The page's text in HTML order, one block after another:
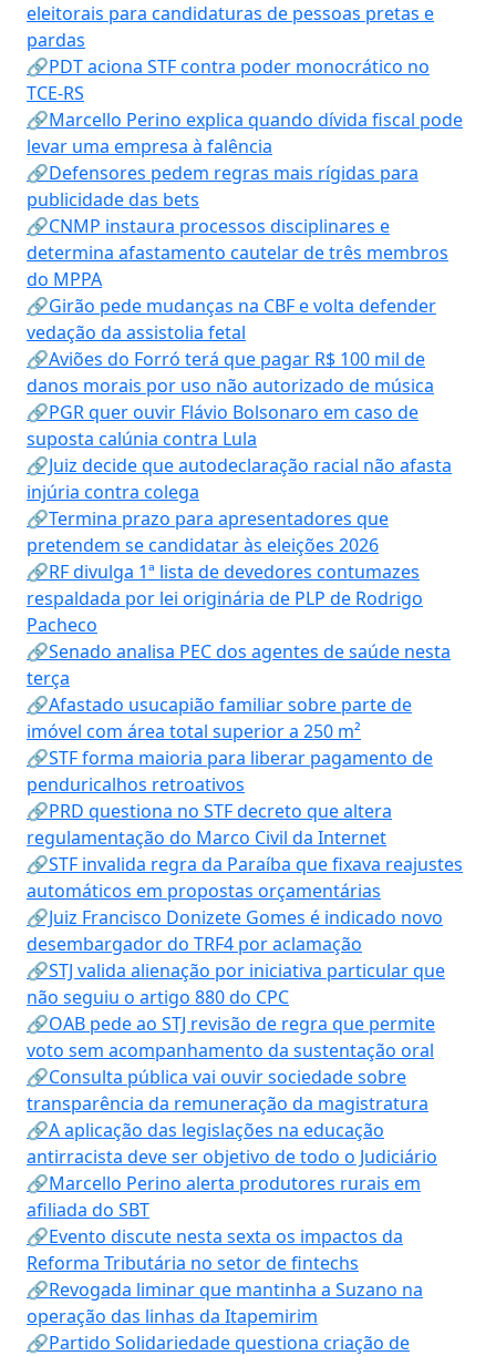
eleitorais para candidaturas de pessoas pretas e
pardas
🔗PDT aciona STF contra poder monocrático no
TCE-RS
🔗Marcello Perino explica quando dívida fiscal pode
levar uma empresa à falência
🔗Defensores pedem regras mais rígidas para
publicidade das bets
🔗CNMP instaura processos disciplinares e
determina afastamento cautelar de três membros
do MPPA
🔗Girão pede mudanças na CBF e volta defender
vedação da assistolia fetal
🔗Aviões do Forró terá que pagar R$ 100 mil de
danos morais por uso não autorizado de música
🔗PGR quer ouvir Flávio Bolsonaro em caso de
suposta calúnia contra Lula
🔗Juiz decide que autodeclaração racial não afasta
injúria contra colega
🔗Termina prazo para apresentadores que
pretendem se candidatar às eleições 2026
🔗RF divulga 1ª lista de devedores contumazes
respaldada por lei originária de PLP de Rodrigo
Pacheco
🔗Senado analisa PEC dos agentes de saúde nesta
terça
🔗Afastado usucapião familiar sobre parte de
imóvel com área total superior a 250 m²
🔗STF forma maioria para liberar pagamento de
penduricalhos retroativos
🔗PRD questiona no STF decreto que altera
regulamentação do Marco Civil da Internet
🔗STF invalida regra da Paraíba que fixava reajustes
automáticos em propostas orçamentárias
🔗Juiz Francisco Donizete Gomes é indicado novo
desembargador do TRF4 por aclamação
🔗STJ valida alienação por iniciativa particular que
não seguiu o artigo 880 do CPC
🔗OAB pede ao STJ revisão de regra que permite
voto sem acompanhamento da sustentação oral
🔗Consulta pública vai ouvir sociedade sobre
transparência da remuneração da magistratura
🔗A aplicação das legislações na educação
antirracista deve ser objetivo de todo o Judiciário
🔗Marcello Perino alerta produtores rurais em
afiliada do SBT
🔗Evento discute nesta sexta os impactos da
Reforma Tributária no setor de fintechs
🔗Revogada liminar que mantinha a Suzano na
operação das linhas da Itapemirim
🔗Partido Solidariedade questiona criação de